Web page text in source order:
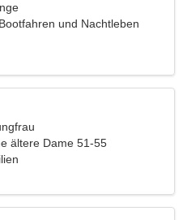
und Nachtleben
ältere Dame 51-55